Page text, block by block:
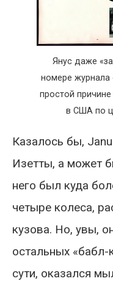
Янус даже
номере журнала
простой
в США по
Казалось бы,
Изетты, а может
него был куда
четыре колеса,
кузова. Но, увы,
остальных «бабл-
сути, оказался